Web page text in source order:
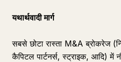
यथार्थवादी मार्ग
सबसे छोटा रास्ता M&A ब्रोकरेज
कैपिटल पार्टनर्स, स्ट्राइक, आदि) में